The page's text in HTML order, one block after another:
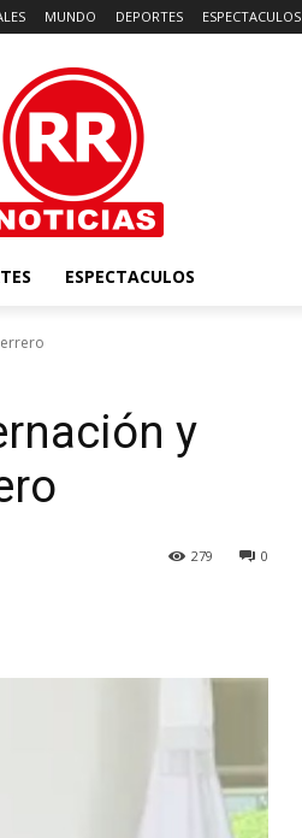
MUNDO DEPORTES ESPECTACULOS
ESPECTACULOS
y
0
279